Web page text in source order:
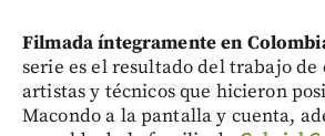
Filmada íntegramente en
serie es el resultado del trabajo de
artistas y técnicos que hicieron
Macondo a la pantalla y cuenta,